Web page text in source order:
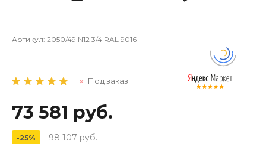
Артикул: 2050/49 N12 3/4 RAL 9016
Под заказ
73 581 руб.
-25% 98 107 руб.